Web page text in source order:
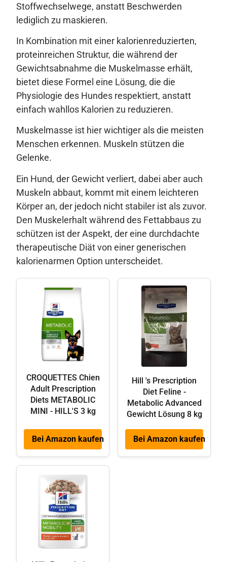
Stoffwechselwege, anstatt Beschwerden
lediglich zu maskieren.
In Kombination mit einer kalorienreduzierten,
proteinreichen Struktur, die während der
Gewichtsabnahme die Muskelmasse erhält,
bietet diese Formel eine Lösung, die die
Physiologie des Hundes respektiert, anstatt
einfach wahllos Kalorien zu reduzieren.
Muskelmasse ist hier wichtiger als die meisten
Menschen erkennen. Muskeln stützen die
Gelenke.
Ein Hund, der Gewicht verliert, dabei aber auch
Muskeln abbaut, kommt mit einem leichteren
Körper an, der jedoch nicht stabiler ist als zuvor.
Den Muskelerhalt während des Fettabbaus zu
schützen ist der Aspekt, der eine durchdachte
therapeutische Diät von einer generischen
kalorienarmen Option unterscheidet.
CROQUETTES Chien
Adult Prescription
Diets METABOLIC
MINI - HILL'S 3 kg
Bei Amazon kaufen
Hill 's Prescription
Diet Feline -
Metabolic Advanced
Gewicht Lösung 8 kg
Bei Amazon kaufen